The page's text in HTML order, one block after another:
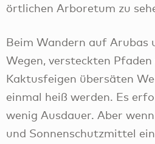
örtlichen Arboretum zu
Beim Wandern auf Arubas
Wegen, versteckten
Kaktusfeigen übersäten
einmal heiß werden. Es
wenig Ausdauer. Aber
und Sonnenschutzmittel